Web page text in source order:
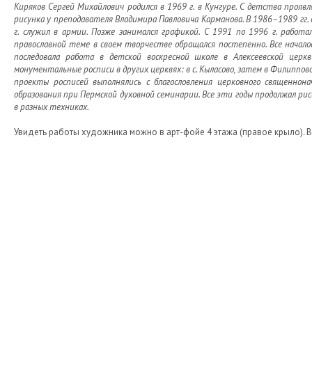
Киряков Сергей Михайлович родился в 1969 г. в Кунгуре. С детства
рисунка у преподавателя Владимира Павловича Карманова. В 1986–1989
г. служил в армии. Позже занимался графикой. С 1991 по 1996 г.
православной теме в своем творчестве обращался постепенно. Все
последовала работа в детской воскресной школе в Алексеевской
монументальные росписи в других церквях: в с. Кыласово, затем в
проекты росписей выполнялись с благословления церковного
образования при Пермской духовной семинарии. Все эти годы продолжал
в разных техниках.
Увидеть работы художника можно в арт-фойе 4 этажа (правое крыло).